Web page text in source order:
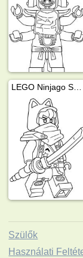
Szülők
Használati